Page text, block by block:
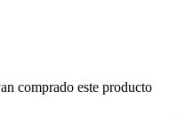
comprado este producto